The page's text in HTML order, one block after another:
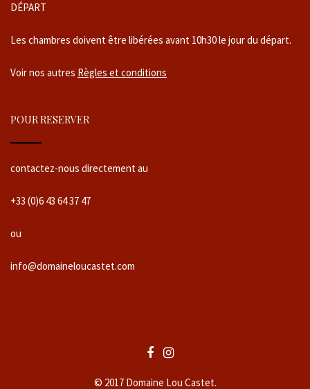
DÉPART
Les chambres doivent être libérées avant 10h30 le jour du départ.
Voir nos autres Règles et conditions
POUR RESERVER
contactez-nous directement au
+33 (0)6 43 64 37 47
ou
info@domaineloucastet.com
© 2017 Domaine Lou Castet.